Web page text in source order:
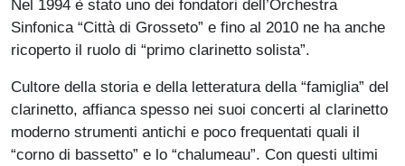
Nel 1994 è stato uno dei fondatori dell’Orchestra
Sinfonica “Città di Grosseto” e fino al 2010 ne ha anche
ricoperto il ruolo di “primo clarinetto solista”.
Cultore della storia e della letteratura della “famiglia” del
clarinetto, affianca spesso nei suoi concerti al clarinetto
moderno strumenti antichi e poco frequentati quali il
“corno di bassetto” e lo “chalumeau”. Con questi ultimi